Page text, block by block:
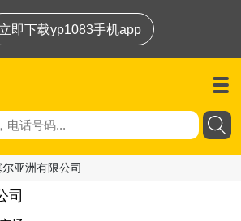
立即下载yp1083手机app
亚洲有限公司
司